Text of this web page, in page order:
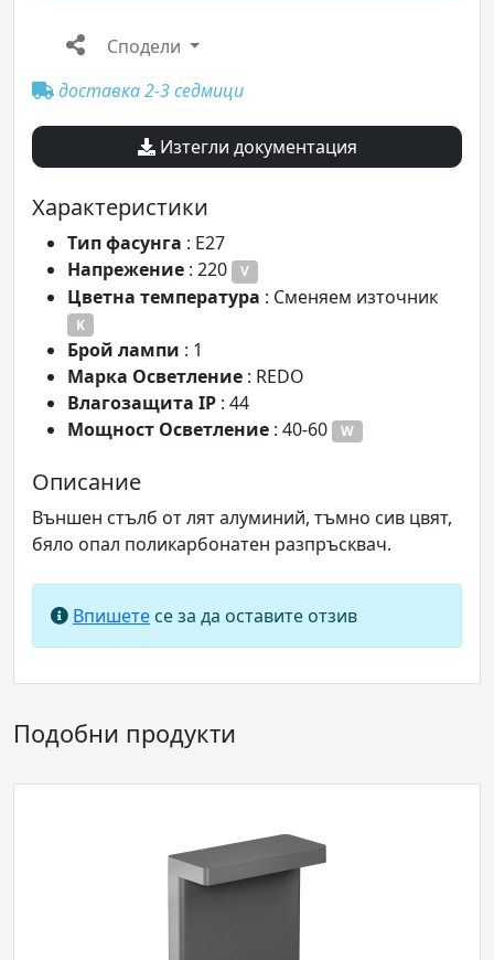
Сподели
доставка 2-3 седмици
Изтегли документация
Характеристики
Tип фасунга : E27
Напрежение : 220 V
Цветна температура : Сменяем източник
K
Брой лампи : 1
Марка Осветление : REDO
Влагозащита IP : 44
Мощност Осветление : 40-60 W
Описание
Външен стълб от лят алуминий, тъмно сив цвят,
бяло опал поликарбонатен разпръсквач.
Впишете се за да оставите отзив
Подобни продукти